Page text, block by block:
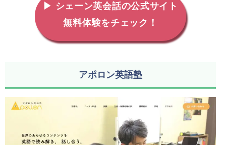
▶ シェーン英会話の公式サイト
無料体験をチェック！
アポロン英語塾